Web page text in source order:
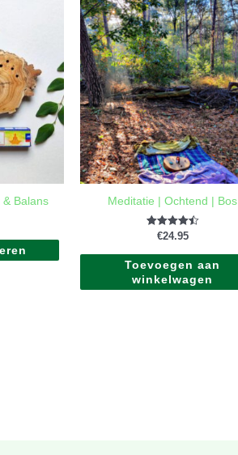
Balans
product
heeft
meerdere
variaties.
Deze
optie
kan
gekozen
worden
Meditatie | Ochtend | Bos
Gewaardeerd
uit 5
€24.95
Toevoegen aan
winkelwagen